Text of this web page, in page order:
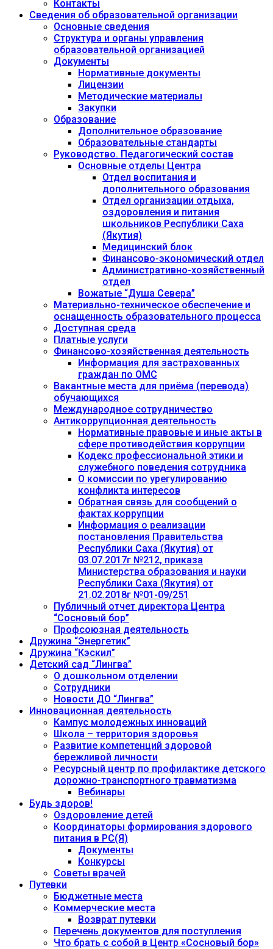
Контакты
Сведения об образовательной организации
Основные сведения
Структура и органы управления
образовательной организацией
Документы
Нормативные документы
Лицензии
Методические материалы
Закупки
Образование
Дополнительное образование
Образовательные стандарты
Руководство. Педагогический состав
Основные отделы Центра
Отдел воспитания и
дополнительного образования
Отдел организации отдыха,
оздоровления и питания
школьников Республики Саха
(Якутия)
Медицинский блок
Финансово-экономический отдел
Административно-хозяйственный
отдел
Вожатые “Душа Севера”
Материально-техническое обеспечение и
оснащенность образовательного процесса
Доступная среда
Платные услуги
Финансово-хозяйственная деятельность
Информация для застрахованных
граждан по ОМС
Вакантные места для приёма (перевода)
обучающихся
Международное сотрудничество
Антикоррупционная деятельность
Нормативные правовые и иные акты в
сфере противодействия коррупции
Кодекс профессиональной этики и
служебного поведения сотрудника
О комиссии по урегулированию
конфликта интересов
Обратная связь для сообщений о
фактах коррупции
Информация о реализации
постановления Правительства
Республики Саха (Якутия) от
03.07.2017г №212, приказа
Министерства образования и науки
Республики Саха (Якутия) от
21.02.2018г №01-09/251
Публичный отчет директора Центра
“Сосновый бор”
Профсоюзная деятельность
Дружина “Энергетик”
Дружина “Кэскил”
Детский сад “Лингва”
О дошкольном отделении
Сотрудники
Новости ДО “Лингва”
Инновационная деятельность
Кампус молодежных инноваций
Школа – территория здоровья
Развитие компетенций здоровой
бережливой личности
Ресурсный центр по профилактике детского
дорожно-транспортного травматизма
Вебинары
Будь здоров!
Оздоровление детей
Координаторы формирования здорового
питания в РС(Я)
Документы
Конкурсы
Советы врачей
Путевки
Бюджетные места
Коммерческие места
Возврат путевки
Перечень документов для поступления
Что брать с собой в Центр «Сосновый бор»